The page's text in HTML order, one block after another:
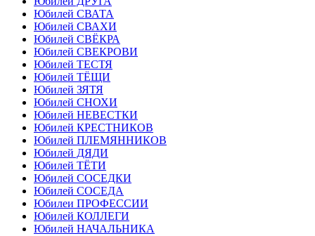
Юбилей СВАТА
Юбилей СВАХИ
Юбилей СВЁКРА
Юбилей СВЕКРОВИ
Юбилей ТЕСТЯ
Юбилей ТЁЩИ
Юбилей ЗЯТЯ
Юбилей СНОХИ
Юбилей НЕВЕСТКИ
Юбилей КРЕСТНИКОВ
Юбилей ПЛЕМЯННИКОВ
Юбилей ДЯДИ
Юбилей ТЁТИ
Юбилей СОСЕДКИ
Юбилей СОСЕДА
Юбилеи ПРОФЕССИИ
Юбилей КОЛЛЕГИ
Юбилей НАЧАЛЬНИКА